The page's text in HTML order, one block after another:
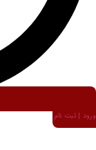
ورود | ثبت نام